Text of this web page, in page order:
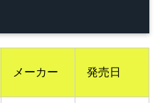
メーカー 発売日